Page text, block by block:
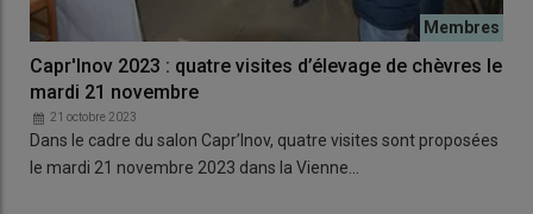
Capr'Inov 2023 : quatre visites d’élevage de chèvres le
mardi 21 novembre
21 octobre 2023
Dans le cadre du salon Capr’Inov, quatre visites sont proposées
le mardi 21 novembre 2023 dans la Vienne…